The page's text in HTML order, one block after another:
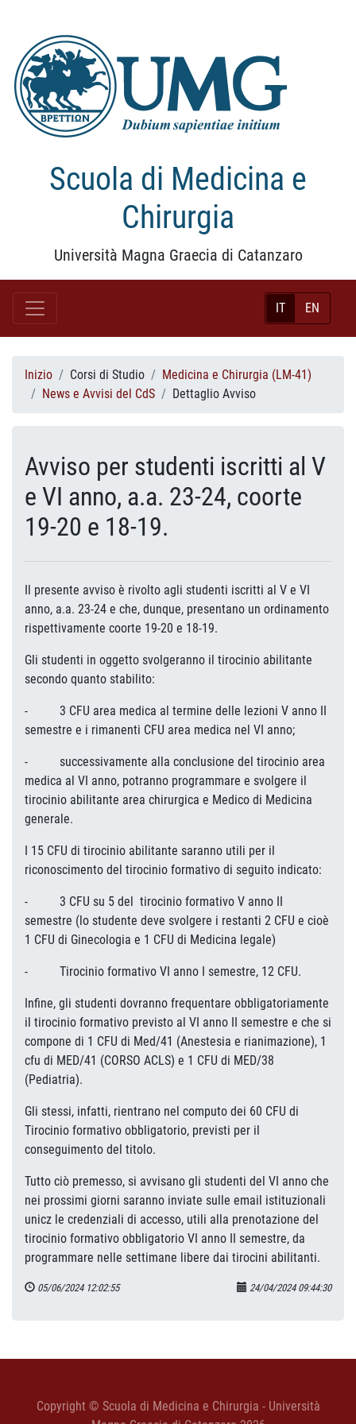
Scuola di Medicina e
Chirurgia
Università Magna Graecia di Catanzaro
IT EN
Inizio Corsi di Studio
Medicina e Chirurgia (LM-41)
News e Avvisi del CdS
Dettaglio Avviso
Avviso per studenti iscritti al V
e VI anno, a.a. 23-24, coorte
19-20 e 18-19.
Il presente avviso è rivolto agli studenti iscritti al V e VI
anno, a.a. 23-24 e che, dunque, presentano un ordinamento
rispettivamente coorte 19-20 e 18-19.
Gli studenti in oggetto svolgeranno il tirocinio abilitante
secondo quanto stabilito:
- 3 CFU area medica al termine delle lezioni V anno II
semestre e i rimanenti CFU area medica nel VI anno;
- successivamente alla conclusione del tirocinio area
medica al VI anno, potranno programmare e svolgere il
tirocinio abilitante area chirurgica e Medico di Medicina
generale.
I 15 CFU di tirocinio abilitante saranno utili per il
riconoscimento del tirocinio formativo di seguito indicato:
- 3 CFU su 5 del tirocinio formativo V anno II
semestre (lo studente deve svolgere i restanti 2 CFU e cioè
1 CFU di Ginecologia e 1 CFU di Medicina legale)
- Tirocinio formativo VI anno I semestre, 12 CFU.
Infine, gli studenti dovranno frequentare obbligatoriamente
il tirocinio formativo previsto al VI anno II semestre e che si
compone di 1 CFU di Med/41 (Anestesia e rianimazione), 1
cfu di MED/41 (CORSO ACLS) e 1 CFU di MED/38
(Pediatria).
Gli stessi, infatti, rientrano nel computo dei 60 CFU di
Tirocinio formativo obbligatorio, previsti per il
conseguimento del titolo.
Tutto ciò premesso, si avvisano gli studenti del VI anno che
nei prossimi giorni saranno inviate sulle email istituzionali
unicz le credenziali di accesso, utili alla prenotazione del
tirocinio formativo obbligatorio VI anno II semestre, da
programmare nelle settimane libere dai tirocini abilitanti.
05/06/2024 12:02:55 24/04/2024 09:44:30
Copyright © Scuola di Medicina e Chirurgia - Università